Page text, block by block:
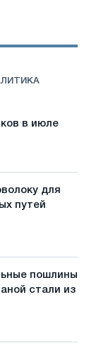
в июле
для
путей
пошлины
стали из